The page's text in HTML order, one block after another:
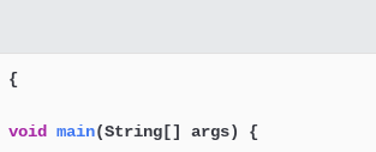
{
void main(String[] args) {